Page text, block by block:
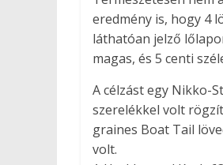
eredmény is, hogy 4
láthatóan jelző
magas, és 5 centi
A célzást egy Nikko-
szerelékkel volt
graines Boat Tail
volt.